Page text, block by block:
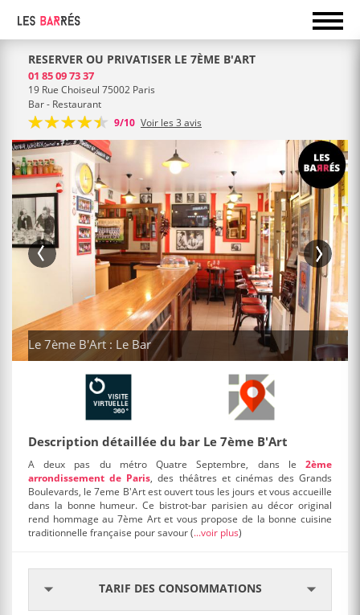
RESERVER OU PRIVATISER LE 7ÈME B'ART
01 85 09 73 37
19 Rue Choiseul 75002 Paris
Bar - Restaurant
9/10 Voir les 3 avis
Le 7ème B'Art : Le Bar
TARIF DES CONSOMMATIONS
Description détaillée du bar Le 7ème B'Art
A deux pas du métro Quatre Septembre, dans le 2ème
arrondissement de Paris, des théâtres et cinémas des Grands
Boulevards, le 7eme B'Art est ouvert tous les jours et vous accueille
dans la bonne humeur. Ce bistrot-bar parisien au décor original
rend hommage au 7ème Art et vous propose de la bonne cuisine
traditionnelle française pour savour(...voir plus)